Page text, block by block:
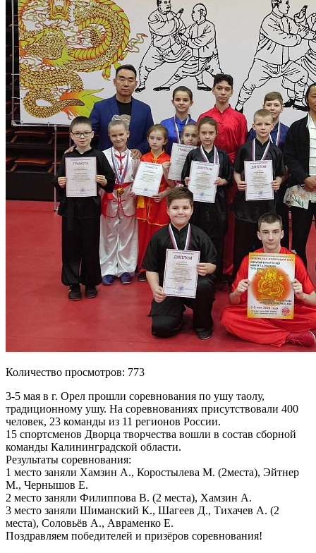
Количество просмотров: 773
3-5 мая в г. Орел прошли соревнования по ушу таолу,
традиционному ушу. На соревнованиях присутствовали 400
человек, 23 команды из 11 регионов России.
15 спортсменов Дворца творчества вошли в состав сборной
команды Калининградской области.
Результаты соревнования:
1 место заняли Хамзин А., Коростылева М. (2места), Эйтнер
М., Чернышов Е.
2 место заняли Филиппова В. (2 места), Хамзин А.
3 место заняли Шиманский К., Шагеев Д., Тихачев А. (2
места), Соловьёв А., Авраменко Е.
Поздравляем победителей и призёров соревнования!